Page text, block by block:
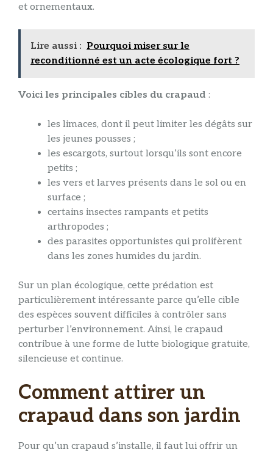
et ornementaux.
Lire aussi : Pourquoi miser sur le
reconditionné est un acte écologique fort ?
Voici les principales cibles du crapaud :
les limaces, dont il peut limiter les dégâts sur
les jeunes pousses ;
les escargots, surtout lorsqu’ils sont encore
petits ;
les vers et larves présents dans le sol ou en
surface ;
certains insectes rampants et petits
arthropodes ;
des parasites opportunistes qui prolifèrent
dans les zones humides du jardin.
Sur un plan écologique, cette prédation est
particulièrement intéressante parce qu’elle cible
des espèces souvent difficiles à contrôler sans
perturber l’environnement. Ainsi, le crapaud
contribue à une forme de lutte biologique gratuite,
silencieuse et continue.
Comment attirer un
crapaud dans son jardin
Pour qu’un crapaud s’installe, il faut lui offrir un